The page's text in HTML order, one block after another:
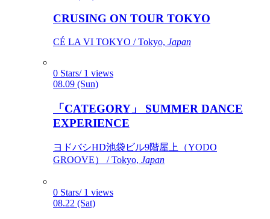
CRUSING ON TOUR TOKYO
CÉ LA VI TOKYO / Tokyo, Japan
0 Stars/ 1 views
08.09 (Sun)
「CATEGORY」 SUMMER DANCE
EXPERIENCE
ヨドバシHD池袋ビル9階屋上（YODO
GROOVE） / Tokyo, Japan
0 Stars/ 1 views
08.22 (Sat)